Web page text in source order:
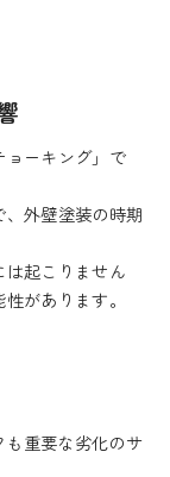
ョーキング」で
外壁塗装の時期
起こりません
があります。
重要な劣化のサ